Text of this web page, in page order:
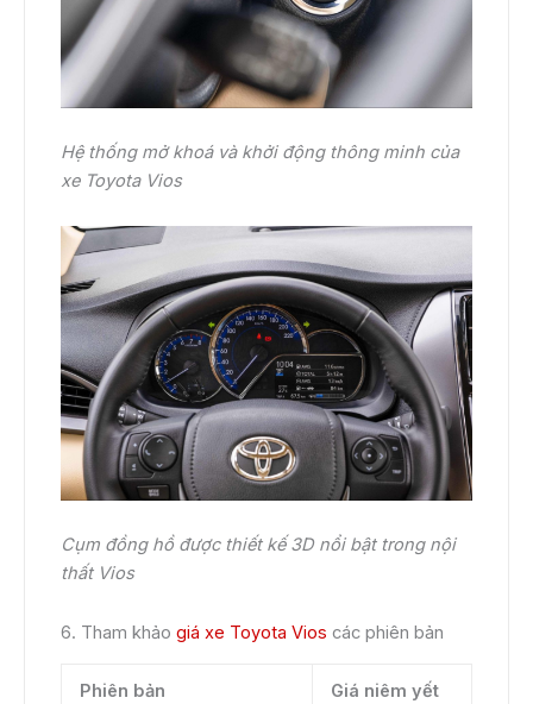
Hệ thống mở khoá và khởi động thông minh của
xe Toyota Vios
Cụm đồng hồ được thiết kế 3D nổi bật trong nội
thất Vios
6. Tham khảo giá xe Toyota Vios các phiên bản
Phiên bản Giá niêm yết